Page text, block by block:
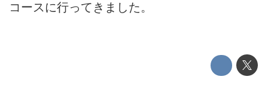
コースに行ってきました。